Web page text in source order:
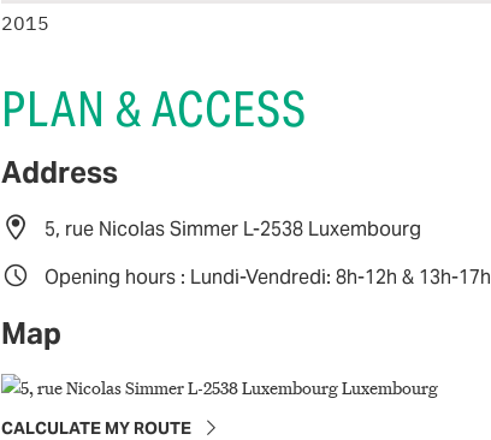
2015
PLAN & ACCESS
Address
5, rue Nicolas Simmer L-2538 Luxembourg
Opening hours : Lundi-Vendredi: 8h-12h & 13h-17h
Map
CALCULATE MY ROUTE